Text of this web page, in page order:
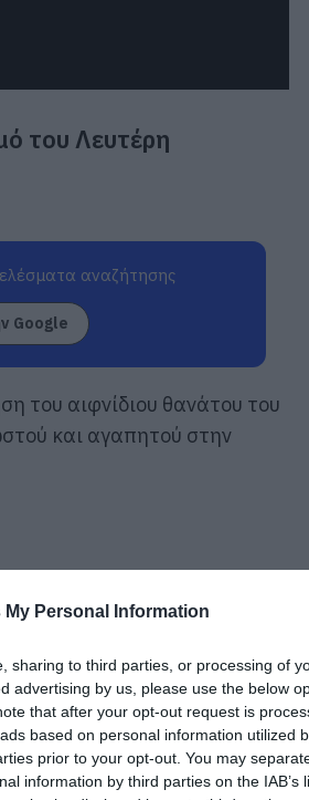
My Personal Information
sharing to third parties, or processing of
advertising by us, please use the below
that after your opt-out request is
based on personal information utilized
prior to your opt-out. You may
information by third parties on the IAB’s
του Λευτέρη
αναζήτησης
Google
του αιφνίδιου θανάτου του
και αγαπητού στην